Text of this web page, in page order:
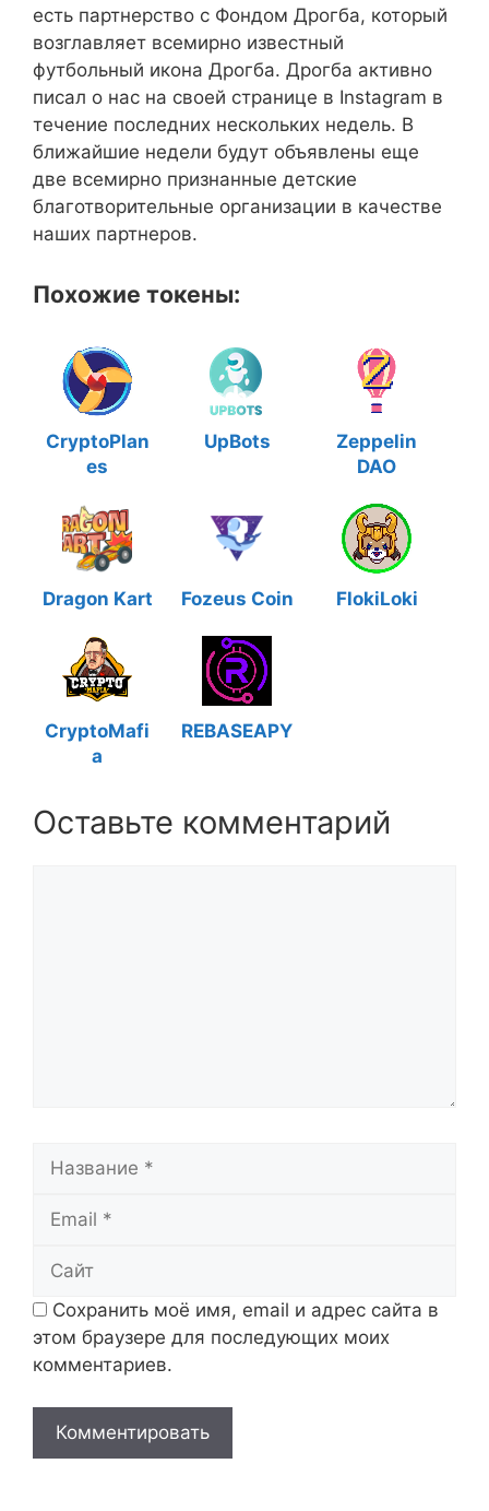
есть партнерство с Фондом Дрогба, который
возглавляет всемирно известный
футбольный икона Дрогба. Дрогба активно
писал о нас на своей странице в Instagram в
течение последних нескольких недель. В
ближайшие недели будут объявлены еще
две всемирно признанные детские
благотворительные организации в качестве
наших партнеров.
Похожие токены:
CryptoPlan
es
UpBots
Zeppelin
DAO
Dragon Kart Fozeus Coin FlokiLoki
CryptoMafi
a
REBASEAPY
Оставьте комментарий
Название
Email
Сайт
Сохранить моё имя, email и адрес сайта в
этом браузере для последующих моих
комментариев.